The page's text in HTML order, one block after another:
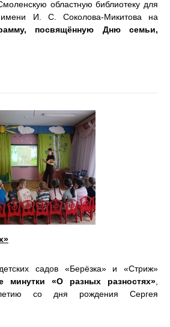
областную библиотеку для
И. С. Соколова-Микитова на
посвящённую Дню семьи,
садов «Берёзка» и «Стриж»
минутки «О разных разностях»
со дня рождения Сергея